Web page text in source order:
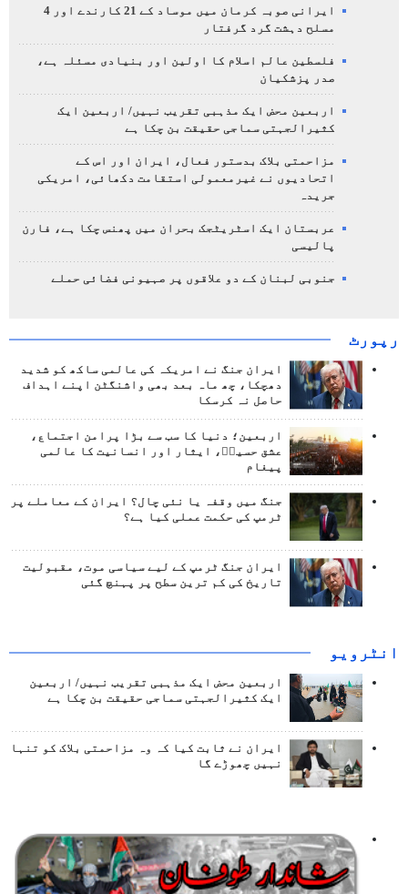
ایرانی صوبہ کرمان میں موساد کے 21 کارندے اور 4
مسلح دہشت گرد گرفتار
فلسطین عالم اسلام کا اولین اور بنیادی مسئلہ ہے،
صدر پزشکیان
اربعین محض ایک مذہبی تقریب نہیں/ اربعین ایک
کثیرالجہتی سماجی حقیقت بن چکا ہے
مزاحمتی بلاک بدستور فعال، ایران اور اس کے
اتحادیوں نے غیرمعمولی استقامت دکھائی، امریکی
جریدہ
عربستان ایک اسٹریٹجک بحران میں پھنس چکا ہے، فارن
پالیسی
جنوبی لبنان کے دو علاقوں پر صہیونی فضائی حملے
رپورٹ
ایران جنگ نے امریکہ کی عالمی ساکھ کو شدید
دھچکا، چھ ماہ بعد بھی واشنگٹن اپنے اہداف
حاصل نہ کرسکا
اربعین؛ دنیا کا سب سے بڑا پرامن اجتماع،
عشق حسینؑ، ایثار اور انسانیت کا عالمی
پیغام
جنگ میں وقفہ یا نئی چال؟ ایران کے معاملے پر
ٹرمپ کی حکمت عملی کیا ہے؟
ایران جنگ ٹرمپ کے لیے سیاسی موت، مقبولیت
تاریخ کی کم ترین سطح پر پہنچ گئی
انٹرويو
اربعین محض ایک مذہبی تقریب نہیں/ اربعین
ایک کثیرالجہتی سماجی حقیقت بن چکا ہے
ایران نے ثابت کیا کہ وہ مزاحمتی بلاک کو تنہا
نہیں چھوڑے گا